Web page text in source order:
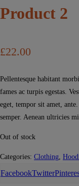
Product 2
£22.00
Pellentesque habitant
fames ac turpis egestas.
eget, tempor sit amet,
semper. Aenean ultricies
Out of stock
Categories: Clothing
FacebookTwitter